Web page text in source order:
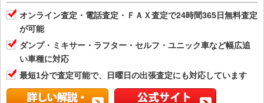
オンライン査定・電話査定・ＦＡＸ査定で24時間365日無料査定
が可能
ダンプ・ミキサー・ラフター・セルフ・ユニック車など幅広追
い車種に対応
最短1分で査定可能で、日曜日の出張査定にも対応しています